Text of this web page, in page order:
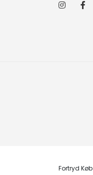
Fortryd Køb